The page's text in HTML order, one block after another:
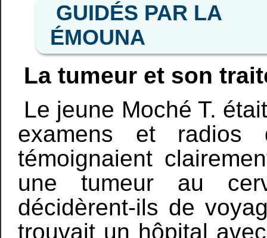
GUIDÉS PAR LA
ÉMOUNA
La tumeur et son
Le jeune Moché T.
examens et radios
témoignaient
une tumeur au
décidèrent-ils de
trouvait un hôpital